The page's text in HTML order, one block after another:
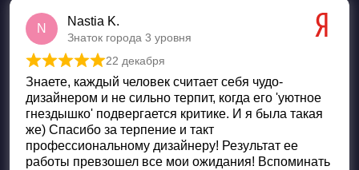
N
Nastia K.
Знаток города 3 уровня
Оценка из 5
22 декабря
Знаете, каждый человек считает себя чудо-
дизайнером и не сильно терпит, когда его 'уютное
гнездышко' подвергается критике. И я была такая
же) Спасибо за терпение и такт
профессиональному дизайнеру! Результат ее
работы превзошел все мои ожидания! Вспоминать